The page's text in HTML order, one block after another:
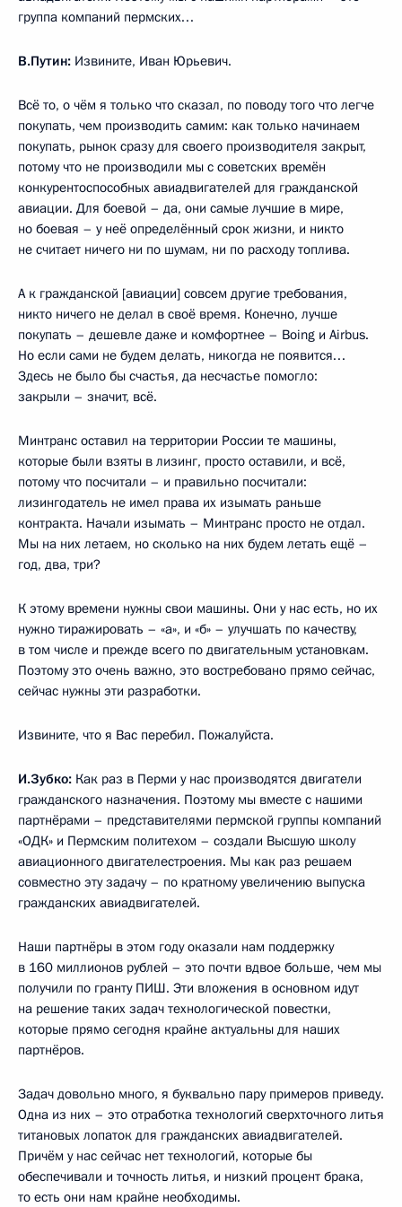
группа компаний пермских…
В.Путин: Извините, Иван Юрьевич.
Всё то, о чём я только что сказал, по поводу того что легче
покупать, чем производить самим: как только начинаем
покупать, рынок сразу для своего производителя закрыт,
потому что не производили мы с советских времён
конкурентоспособных авиадвигателей для гражданской
авиации. Для боевой – да, они самые лучшие в мире,
но боевая – у неё определённый срок жизни, и никто
не считает ничего ни по шумам, ни по расходу топлива.
А к гражданской [авиации] совсем другие требования,
никто ничего не делал в своё время. Конечно, лучше
покупать – дешевле даже и комфортнее – Boing и Airbus.
Но если сами не будем делать, никогда не появится…
Здесь не было бы счастья, да несчастье помогло:
закрыли – значит, всё.
Минтранс оставил на территории России те машины,
которые были взяты в лизинг, просто оставили, и всё,
потому что посчитали – и правильно посчитали:
лизингодатель не имел права их изымать раньше
контракта. Начали изымать – Минтранс просто не отдал.
Мы на них летаем, но сколько на них будем летать ещё –
год, два, три?
К этому времени нужны свои машины. Они у нас есть, но их
нужно тиражировать – «а», и «б» – улучшать по качеству,
в том числе и прежде всего по двигательным установкам.
Поэтому это очень важно, это востребовано прямо сейчас,
сейчас нужны эти разработки.
Извините, что я Вас перебил. Пожалуйста.
И.Зубко: Как раз в Перми у нас производятся двигатели
гражданского назначения. Поэтому мы вместе с нашими
партнёрами – представителями пермской группы компаний
«ОДК» и Пермским политехом – создали Высшую школу
авиационного двигателестроения. Мы как раз решаем
совместно эту задачу – по кратному увеличению выпуска
гражданских авиадвигателей.
Наши партнёры в этом году оказали нам поддержку
в 160 миллионов рублей – это почти вдвое больше, чем мы
получили по гранту ПИШ. Эти вложения в основном идут
на решение таких задач технологической повестки,
которые прямо сегодня крайне актуальны для наших
партнёров.
Задач довольно много, я буквально пару примеров приведу.
Одна из них – это отработка технологий сверхточного литья
титановых лопаток для гражданских авиадвигателей.
Причём у нас сейчас нет технологий, которые бы
обеспечивали и точность литья, и низкий процент брака,
то есть они нам крайне необходимы.